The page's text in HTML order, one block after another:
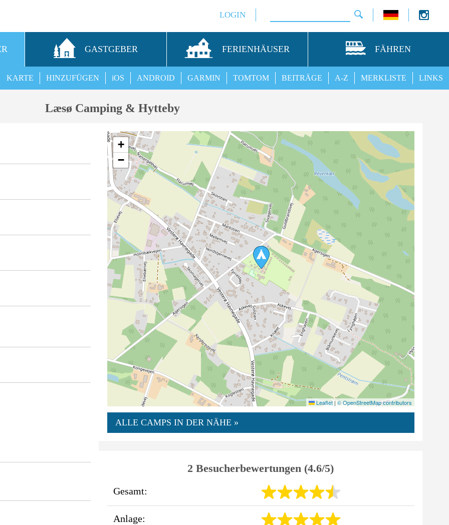
LOGIN
GASTGEBER FERIENHÄUSER FÄHREN
LINKS
MERKLISTE
A-Z
BEITRÄGE
TOMTOM
GARMIN
ANDROID
iOS
HINZUFÜGEN
KARTE
Læsø Camping & Hytteby
+
−
Leaflet |© OpenStreetMap contributors
ALLE CAMPS IN DER NÄHE »
2 Besucherbewertungen (4.6/5)
Gesamt:
Anlage: